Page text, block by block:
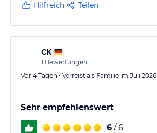
Hilfreich Teilen
CK
1 Bewertungen
Vor 4 Tagen • Verreist als Familie im Juli 2026
Sehr empfehlenswert
6 / 6